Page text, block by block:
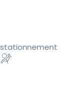
stationnement